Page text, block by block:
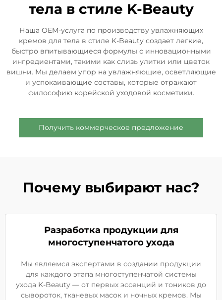
тела в стиле K-Beauty
Наша OEM-услуга по производству увлажняющих
кремов для тела в стиле K-Beauty создает легкие,
быстро впитывающиеся формулы с инновационными
ингредиентами, такими как слизь улитки или цветок
вишни. Мы делаем упор на увлажняющие, осветляющие
и успокаивающие составы, которые отражают
философию корейской уходовой косметики.
Получить коммерческое предложение
Почему выбирают нас?
Разработка продукции для
многоступенчатого ухода
Мы являемся экспертами в создании продукции
для каждого этапа многоступенчатой системы
ухода K-Beauty — от первых эссенций и тоников до
сывороток, тканевых масок и ночных кремов. Мы